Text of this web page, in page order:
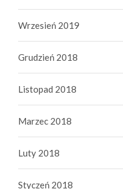
Wrzesień 2019
Grudzień 2018
Listopad 2018
Marzec 2018
Luty 2018
Styczeń 2018